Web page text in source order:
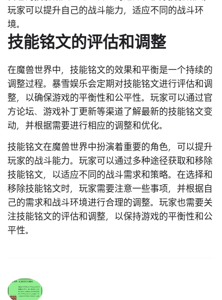
玩家可以提升自己的战斗能力，适应不同的战斗环
境。
技能铭文的评估和调整
在魔兽世界中，技能铭文的效果和平衡是一个持续的
调整过程。暴雪娱乐会定期对技能铭文进行评估和调
整，以确保游戏的平衡性和公平性。玩家可以通过官
方论坛、游戏补丁更新等渠道了解最新的技能铭文变
动，并根据需要进行相应的调整和优化。
技能铭文在魔兽世界中扮演着重要的角色，可以提升
玩家的战斗能力。玩家可以通过多种途径获取和移除
技能铭文，以适应不同的战斗需求和策略。在选择和
移除技能铭文时，玩家需要注意一些事项，并根据自
己的需求和战斗环境进行合理的调整。玩家也需要关
注技能铭文的评估和调整，以保持游戏的平衡性和公
平性。